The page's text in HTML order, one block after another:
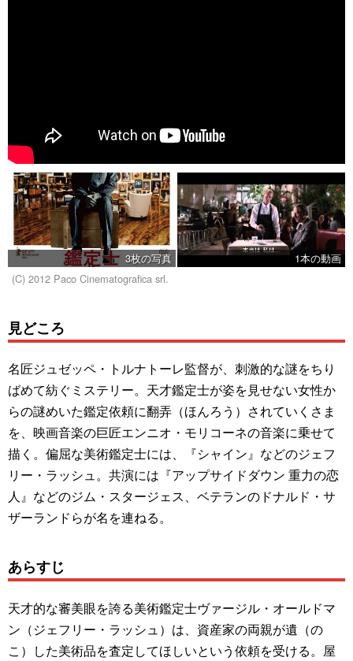
3枚の写真
1本の動画
(C) 2012 Paco Cinematografica srl.
見どころ
名匠ジュゼッペ・トルナトーレ監督が、刺激的な謎をちり
ばめて紡ぐミステリー。天才鑑定士が姿を見せない女性か
らの謎めいた鑑定依頼に翻弄（ほんろう）されていくさま
を、映画音楽の巨匠エンニオ・モリコーネの音楽に乗せて
描く。偏屈な美術鑑定士には、『シャイン』などのジェフ
リー・ラッシュ。共演には『アップサイドダウン 重力の恋
人』などのジム・スタージェス、ベテランのドナルド・サ
ザーランドらが名を連ねる。
あらすじ
天才的な審美眼を誇る美術鑑定士ヴァージル・オールドマ
ン（ジェフリー・ラッシュ）は、資産家の両親が遺（の
こ）した美術品を査定してほしいという依頼を受ける。屋